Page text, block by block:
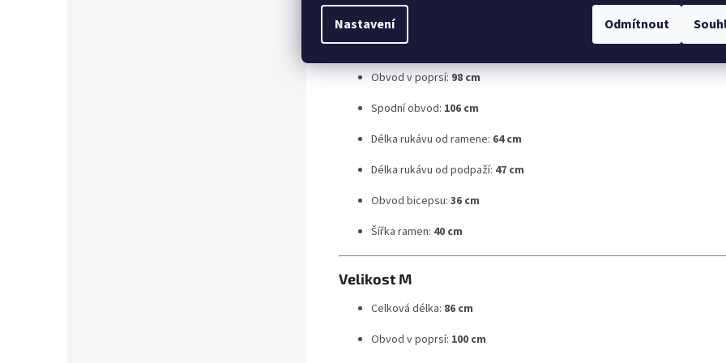
Nastavení Odmítnout
Velikost S
Celková délka:
Obvod v poprsí: 98 cm
Spodní obvod: 106 cm
Délka rukávu od ramene: 64 cm
Délka rukávu od podpaží: 47 cm
Obvod bicepsu: 36 cm
Šířka ramen: 40 cm
Velikost M
Celková délka: 86 cm
Obvod v poprsí: 100 cm